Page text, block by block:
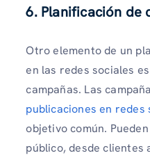
6. Planificación de
Otro elemento de un
en las redes sociales
campañas. Las
publicaciones en redes
objetivo común.
público, desde clientes